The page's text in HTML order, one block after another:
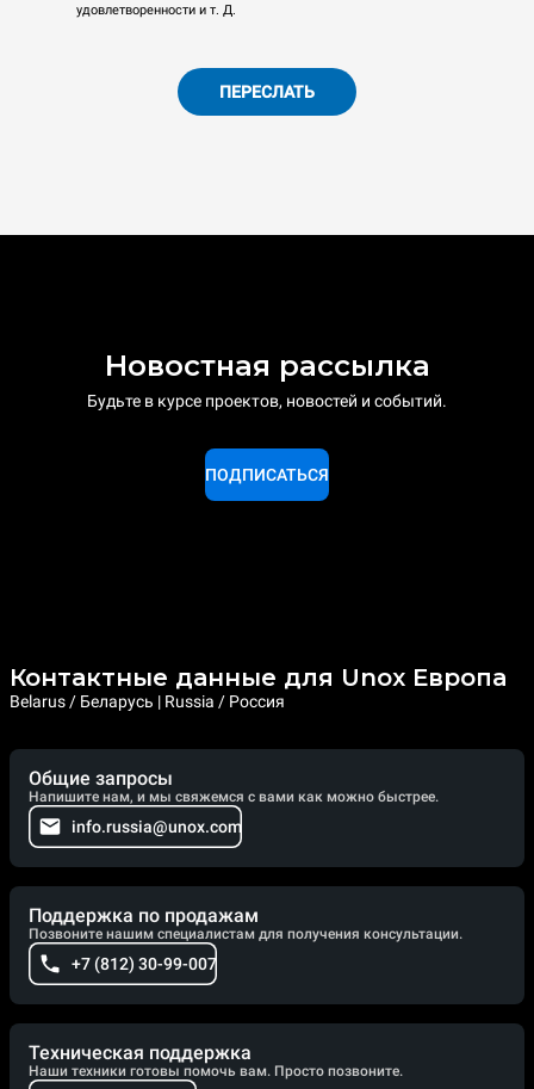
удовлетворенности и т. Д.
ПЕРЕСЛАТЬ
Новостная рассылка
Будьте в курсе проектов, новостей и событий.
ПОДПИСАТЬСЯ
Контактные данные для Unox Европа
Belarus / Беларусь | Russia / Россия
Общие запросы
Напишите нам, и мы свяжемся с вами как можно быстрее.
info.russia@unox.com
Поддержка по продажам
Позвоните нашим специалистам для получения консультации.
+7 (812) 30-99-007
Техническая поддержка
Наши техники готовы помочь вам. Просто позвоните.